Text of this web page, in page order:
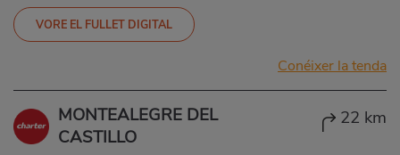
VORE EL FULLET DIGITAL
Conéixer la tenda
MONTEALEGRE DEL
CASTILLO
22 km